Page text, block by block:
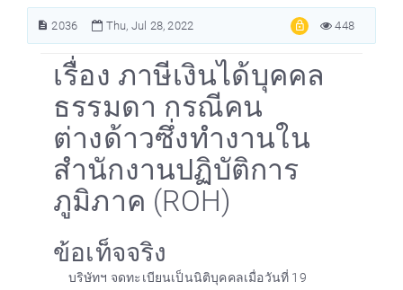
2036 Thu, Jul 28, 2022 448
เรื่อง ภาษีเงินได้บุคคล
ธรรมดา กรณีคน
ต่างด้าวซึ่งทำงานใน
สำนักงานปฏิบัติการ
ภูมิภาค (ROH)
ข้อเท็จจริง
บริษัทฯ จดทะเบียนเป็นนิติบุคคลเมื่อวันที่ 19